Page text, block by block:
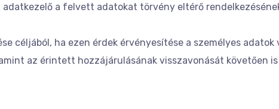
a felvett adatokat törvény eltérő
céljából, ha ezen érdek érvényesítése a személyes
az érintett hozzájárulásának visszavonását követően